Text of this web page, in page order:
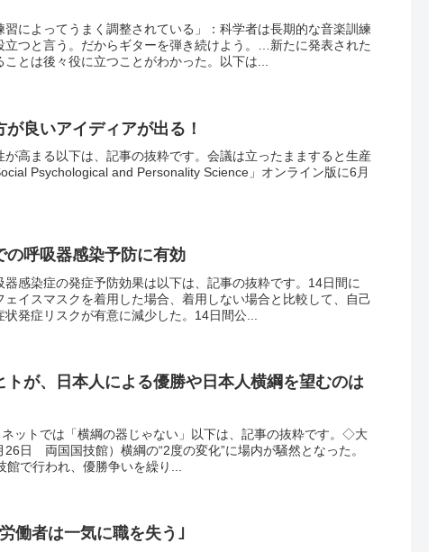
によってうまく調整されている」：科学者は長期的な音楽訓練
立つと言う。だからギターを弾き続けよう。…新たに発表された
とは後々役に立つことがわかった。以下は...
良いアイディアが出る！
高まる以下は、記事の抜粋です。会議は立ったまますると生産
Psychological and Personality Science」オンライン版に6月
の呼吸器感染予防に有効
感染症の発症予防効果は以下は、記事の抜粋です。14日間に
イスマスクを着用した場合、着用しない場合と比較して、自己
発症リスクが有意に減少した。14日間公...
が、日本人による優勝や日本人横綱を望むのは
ットでは「横綱の器じゃない」以下は、記事の抜粋です。◇大
日 両国国技館）横綱の“2度の変化”に場内が騒然となった。
で行われ、優勝争いを繰り...
働者は一気に職を失う｣